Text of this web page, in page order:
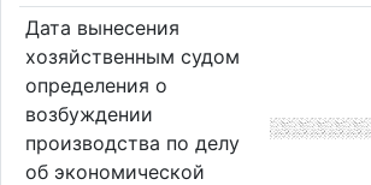
Дата вынесения
хозяйственным судом
определения о
возбуждении
производства по делу
об экономической